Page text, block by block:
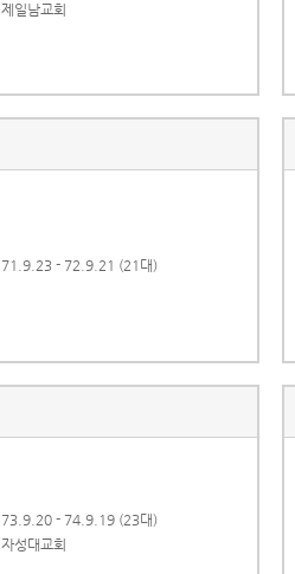
제일남교회
71.9.23 - 72.9.21 (21대)
73.9.20 - 74.9.19 (23대)
자성대교회